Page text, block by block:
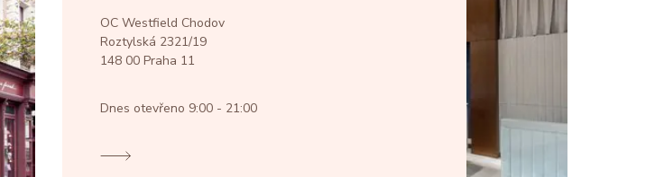
OC Westfield Chodov
Roztylská 2321/19
148 00 Praha 11
Dnes otevřeno 9:00 - 21:00